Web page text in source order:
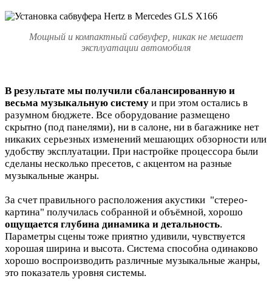
Мощный и компактный сабвуфер, никак не мешает
эксплуатации автомобиля
В результате мы получили сбалансированную и
весьма музыкальную систему и при этом остались в
разумном бюджете. Все оборудование размещено
скрытно (под панелями), ни в салоне, ни в багажнике нет
никаких серьезных изменений мешающих обзорности или
удобству эксплуатации. При настройке процессора были
сделаны несколько пресетов, с акцентом на разные
музыкальные жанры.
За счет правильного расположения акустики "стерео-
картина" получилась собранной и объёмной, хорошо
ощущается глубина динамика и детальность.
Параметры сцены тоже приятно удивили, чувствуется
хорошая ширина и высота. Система способна одинаково
хорошо воспроизводить различные музыкальные жанры,
это показатель уровня системы.